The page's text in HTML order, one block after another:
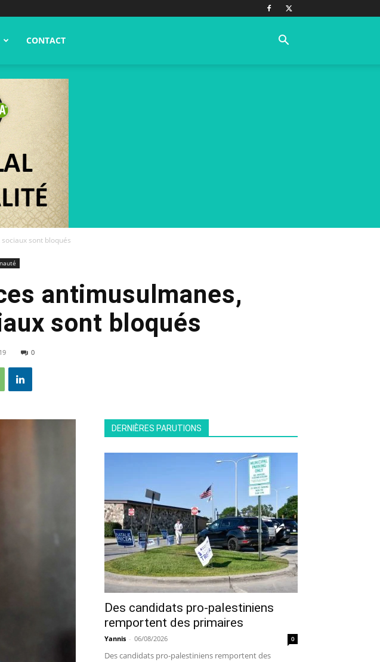
CONTACT
sont bloqués
antimusulmanes,
sont bloqués
0
DERNIÈRES PARUTIONS
Des candidats pro-palestiniens
remportent des primaires
Yannis - 06/08/2026 0
Des candidats pro-palestiniens remportent des